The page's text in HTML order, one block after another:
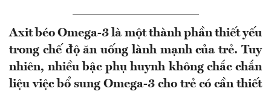
Axit béo Omega-3 là một thành phần thiết yếu
trong chế độ ăn uống lành mạnh của trẻ. Tuy
nhiên, nhiều bậc phụ huynh không chắc chắn
liệu việc bổ sung Omega-3 cho trẻ có cần thiết